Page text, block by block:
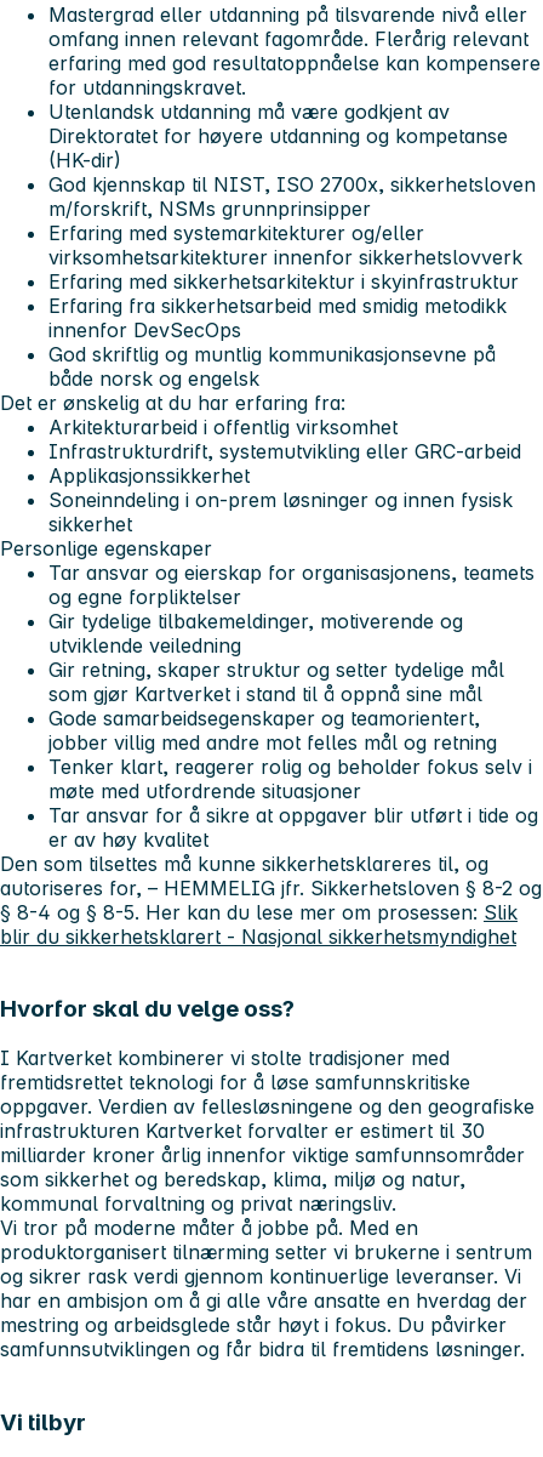
Mastergrad eller utdanning på tilsvarende nivå eller
omfang innen relevant fagområde. Flerårig relevant
erfaring med god resultatoppnåelse kan kompensere
for utdanningskravet.
Utenlandsk utdanning må være godkjent av
Direktoratet for høyere utdanning og kompetanse
(HK-dir)
God kjennskap til NIST, ISO 2700x, sikkerhetsloven
m/forskrift, NSMs grunnprinsipper
Erfaring med systemarkitekturer og/eller
virksomhetsarkitekturer innenfor sikkerhetslovverk
Erfaring med sikkerhetsarkitektur i skyinfrastruktur
Erfaring fra sikkerhetsarbeid med smidig metodikk
innenfor DevSecOps
God skriftlig og muntlig kommunikasjonsevne på
både norsk og engelsk
Det er ønskelig at du har erfaring fra:
Arkitekturarbeid i offentlig virksomhet
Infrastrukturdrift, systemutvikling eller GRC-arbeid
Applikasjonssikkerhet
Soneinndeling i on-prem løsninger og innen fysisk
sikkerhet
Personlige egenskaper
Tar ansvar og eierskap for organisasjonens, teamets
og egne forpliktelser
Gir tydelige tilbakemeldinger, motiverende og
utviklende veiledning
Gir retning, skaper struktur og setter tydelige mål
som gjør Kartverket i stand til å oppnå sine mål
Gode samarbeidsegenskaper og teamorientert,
jobber villig med andre mot felles mål og retning
Tenker klart, reagerer rolig og beholder fokus selv i
møte med utfordrende situasjoner
Tar ansvar for å sikre at oppgaver blir utført i tide og
er av høy kvalitet
Den som tilsettes må kunne sikkerhetsklareres til, og
autoriseres for, – HEMMELIG jfr. Sikkerhetsloven § 8-2 og
§ 8-4 og § 8-5. Her kan du lese mer om prosessen: Slik
blir du sikkerhetsklarert - Nasjonal sikkerhetsmyndighet
Hvorfor skal du velge oss?
I Kartverket kombinerer vi stolte tradisjoner med
fremtidsrettet teknologi for å løse samfunnskritiske
oppgaver. Verdien av fellesløsningene og den geografiske
infrastrukturen Kartverket forvalter er estimert til 30
milliarder kroner årlig innenfor viktige samfunnsområder
som sikkerhet og beredskap, klima, miljø og natur,
kommunal forvaltning og privat næringsliv.
Vi tror på moderne måter å jobbe på. Med en
produktorganisert tilnærming setter vi brukerne i sentrum
og sikrer rask verdi gjennom kontinuerlige leveranser. Vi
har en ambisjon om å gi alle våre ansatte en hverdag der
mestring og arbeidsglede står høyt i fokus. Du påvirker
samfunnsutviklingen og får bidra til fremtidens løsninger.
Vi tilbyr